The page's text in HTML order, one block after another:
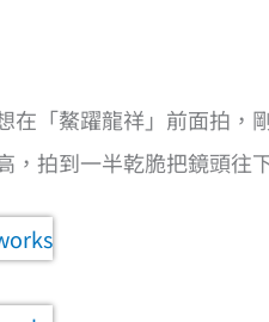
在「鰲躍龍祥」前面拍，
拍到一半乾脆把鏡頭往